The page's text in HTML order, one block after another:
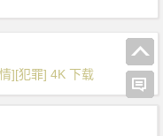
][犯罪] 4K 下载